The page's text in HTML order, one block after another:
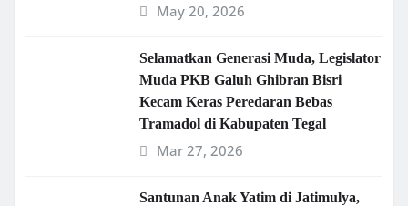
May 20, 2026
Selamatkan Generasi Muda, Legislator
Muda PKB Galuh Ghibran Bisri
Kecam Keras Peredaran Bebas
Tramadol di Kabupaten Tegal
Mar 27, 2026
Santunan Anak Yatim di Jatimulya,